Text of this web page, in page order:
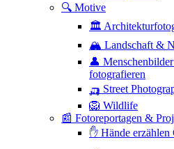
🔍 Motive
🏛
🏔 Landschaft &
👤
fotografieren
🛺 Street
🦁 Wildlife
📰 Fotoreportagen &
✋ Hände